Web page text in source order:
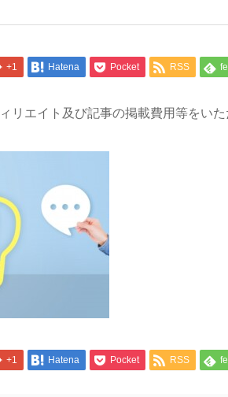
+1 Hatena Pocket RSS
リエイト及び記事の掲載費用等をい
+1 Hatena Pocket RSS